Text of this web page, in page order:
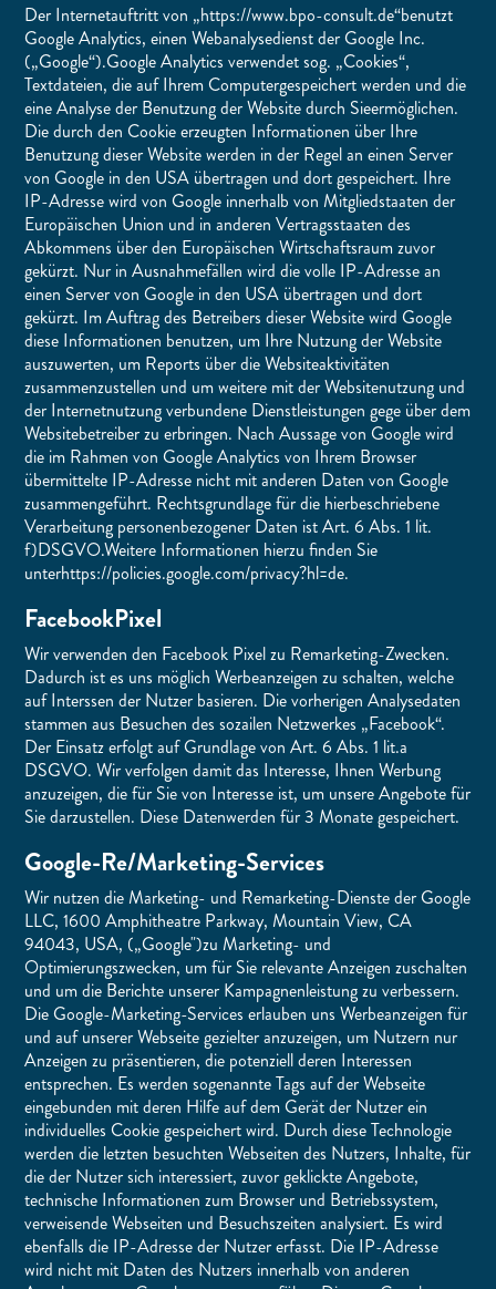
Der Internetauftritt von „https://www.bpo-consult.de“benutzt
Google Analytics, einen Webanalysedienst der Google Inc.
(„Google“).Google Analytics verwendet sog. „Cookies“,
Textdateien, die auf Ihrem Computergespeichert werden und die
eine Analyse der Benutzung der Website durch Sieermöglichen.
Die durch den Cookie erzeugten Informationen über Ihre
Benutzung dieser Website werden in der Regel an einen Server
von Google in den USA übertragen und dort gespeichert. Ihre
IP-Adresse wird von Google innerhalb von Mitgliedstaaten der
Europäischen Union und in anderen Vertragsstaaten des
Abkommens über den Europäischen Wirtschaftsraum zuvor
gekürzt. Nur in Ausnahmefällen wird die volle IP-Adresse an
einen Server von Google in den USA übertragen und dort
gekürzt. Im Auftrag des Betreibers dieser Website wird Google
diese Informationen benutzen, um Ihre Nutzung der Website
auszuwerten, um Reports über die Websiteaktivitäten
zusammenzustellen und um weitere mit der Websitenutzung und
der Internetnutzung verbundene Dienstleistungen gege über dem
Websitebetreiber zu erbringen. Nach Aussage von Google wird
die im Rahmen von Google Analytics von Ihrem Browser
übermittelte IP-Adresse nicht mit anderen Daten von Google
zusammengeführt. Rechtsgrundlage für die hierbeschriebene
Verarbeitung personenbezogener Daten ist Art. 6 Abs. 1 lit.
f)DSGVO.Weitere Informationen hierzu finden Sie
unterhttps://policies.google.com/privacy?hl=de.
FacebookPixel
Wir verwenden den Facebook Pixel zu Remarketing-Zwecken.
Dadurch ist es uns möglich Werbeanzeigen zu schalten, welche
auf Interssen der Nutzer basieren. Die vorherigen Analysedaten
stammen aus Besuchen des sozailen Netzwerkes „Facebook“.
Der Einsatz erfolgt auf Grundlage von Art. 6 Abs. 1 lit.a
DSGVO. Wir verfolgen damit das Interesse, Ihnen Werbung
anzuzeigen, die für Sie von Interesse ist, um unsere Angebote für
Sie darzustellen. Diese Datenwerden für 3 Monate gespeichert.
Google-Re/Marketing-Services
Wir nutzen die Marketing- und Remarketing-Dienste der Google
LLC, 1600 Amphitheatre Parkway, Mountain View, CA
94043, USA, („Google")zu Marketing- und
Optimierungszwecken, um für Sie relevante Anzeigen zuschalten
und um die Berichte unserer Kampagnenleistung zu verbessern.
Die Google-Marketing-Services erlauben uns Werbeanzeigen für
und auf unserer Webseite gezielter anzuzeigen, um Nutzern nur
Anzeigen zu präsentieren, die potenziell deren Interessen
entsprechen. Es werden sogenannte Tags auf der Webseite
eingebunden mit deren Hilfe auf dem Gerät der Nutzer ein
individuelles Cookie gespeichert wird. Durch diese Technologie
werden die letzten besuchten Webseiten des Nutzers, Inhalte, für
die der Nutzer sich interessiert, zuvor geklickte Angebote,
technische Informationen zum Browser und Betriebssystem,
verweisende Webseiten und Besuchszeiten analysiert. Es wird
ebenfalls die IP-Adresse der Nutzer erfasst. Die IP-Adresse
wird nicht mit Daten des Nutzers innerhalb von anderen